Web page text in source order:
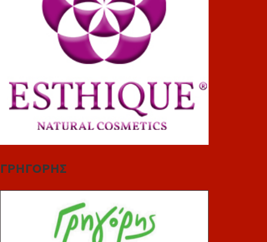
ΓΡΗΓΟΡΗΣ